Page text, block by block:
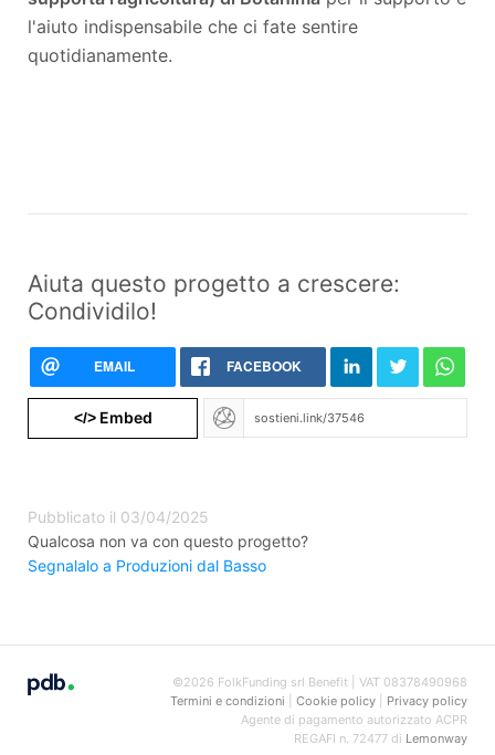
l'aiuto indispensabile che ci fate sentire
quotidianamente.
Aiuta questo progetto a crescere:
Condividilo!
EMAIL FACEBOOK
</>Embed
Pubblicato il 03/04/2025
Qualcosa non va con questo progetto?
Segnalalo a Produzioni dal Basso
©2026 FolkFunding srl Benefit | VAT 08378490968
Termini e condizioni
Cookie policy| Privacy policy
Agente di pagamento autorizzato ACPR
REGAFI n. 72477 di Lemonway